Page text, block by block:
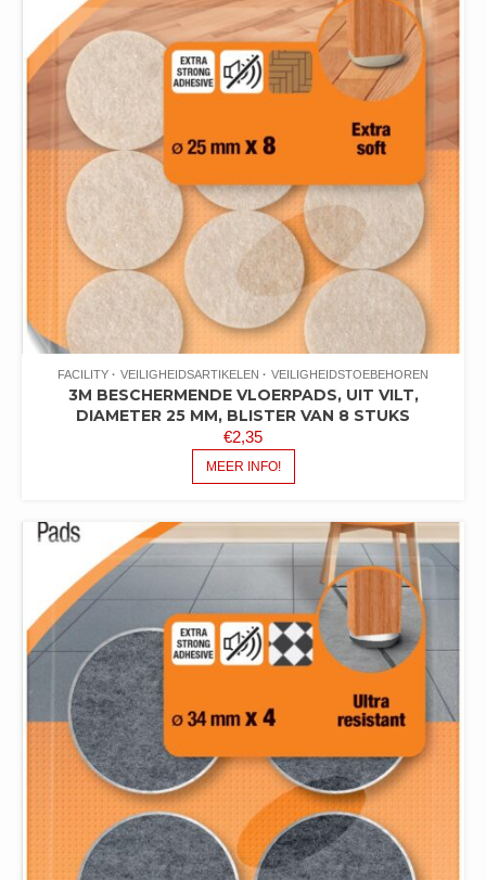
FACILITY VEILIGHEIDSARTIKELEN VEILIGHEIDSTOEBEHOREN
3M BESCHERMENDE VLOERPADS, UIT VILT,
DIAMETER 25 MM, BLISTER VAN 8 STUKS
€2,35
MEER INFO!